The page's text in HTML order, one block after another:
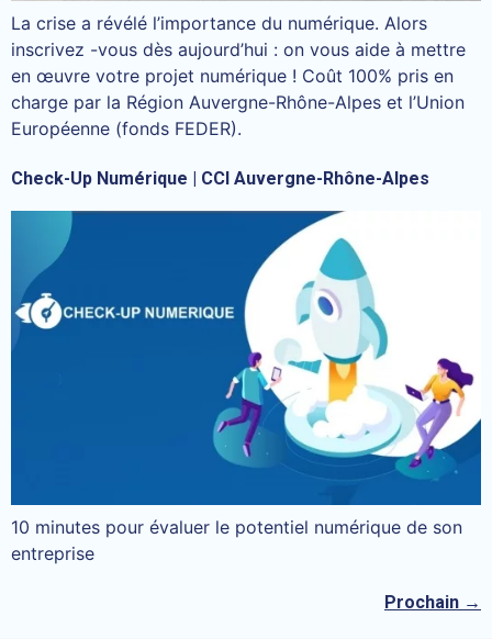
La crise a révélé l’importance du numérique. Alors
inscrivez -vous dès aujourd’hui : on vous aide à mettre
en œuvre votre projet numérique ! Coût 100% pris en
charge par la Région Auvergne-Rhône-Alpes et l’Union
Européenne (fonds FEDER).
Check-Up Numérique | CCI Auvergne-Rhône-Alpes
10 minutes pour évaluer le potentiel numérique de son
entreprise
Prochain →